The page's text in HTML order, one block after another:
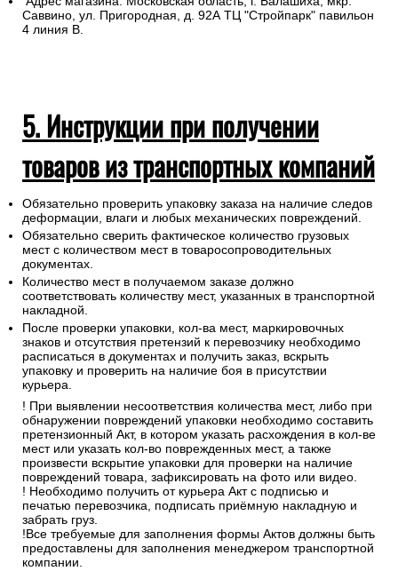
Саввино, ул. Пригородная, д. 92А ТЦ "Стройпарк" павильон
4 линия В.
5. Инструкции при получении
товаров из транспортных компаний
Обязательно проверить упаковку заказа на наличие следов
деформации, влаги и любых механических повреждений.
Обязательно сверить фактическое количество грузовых
мест с количеством мест в товаросопроводительных
документах.
Количество мест в получаемом заказе должно
соответствовать количеству мест, указанных в транспортной
накладной.
После проверки упаковки, кол-ва мест, маркировочных
знаков и отсутствия претензий к перевозчику необходимо
расписаться в документах и получить заказ, вскрыть
упаковку и проверить на наличие боя в присутствии
курьера.
! При выявлении несоответствия количества мест, либо при
обнаружении повреждений упаковки необходимо составить
претензионный Акт, в котором указать расхождения в кол-ве
мест или указать кол-во поврежденных мест, а также
произвести вскрытие упаковки для проверки на наличие
повреждений товара, зафиксировать на фото или видео.
! Необходимо получить от курьера Акт с подписью и
печатью перевозчика, подписать приёмную накладную и
забрать груз.
!Все требуемые для заполнения формы Актов должны быть
предоставлены для заполнения менеджером транспортной
компании.